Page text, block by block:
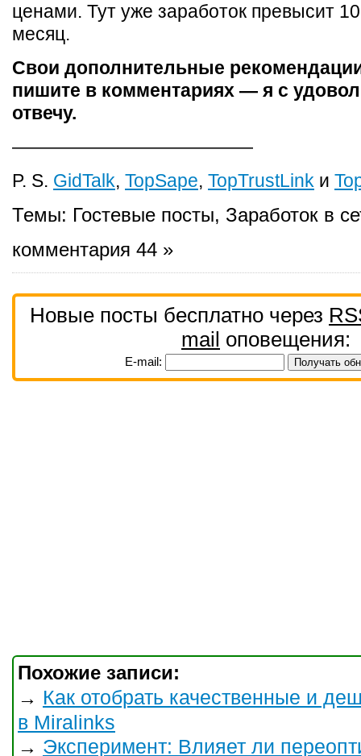
ценами. Тут уже заработок превысит
месяц.
Свои дополнительные
пишите в комментариях — я с
отвечу.
—————————————
P. S. GidTalk, TopSape, TopTrustLink и
Темы: Гостевые посты, Заработок в
комментария 44 »
Новые посты бесплатно через
mail оповещения:
E-mail:
Похожие записи:
→ Как отобрать качественные и
в Miralinks
→ Эксперимент: Влияет ли